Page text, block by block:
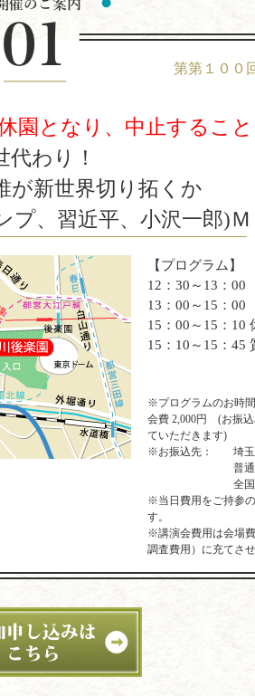
第第１００
園となり、中止すること
代わり！
が新世界切り拓くか
プ、習近平、小沢一郎)
【プログラム】
12：30～13：
13：00～15：
15：00～15：10
15：10～15：45
※プログラムのお時間
会費 2,000円 (お振
ていただきます)
※お振込先：
埼
普
全
※当日費用をご持参
す。
※講演会費用は会場
調査費用）に充てさ